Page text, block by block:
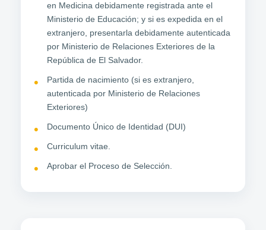
en Medicina debidamente registrada ante el
Ministerio de Educación; y si es expedida en el
extranjero, presentarla debidamente autenticada
por Ministerio de Relaciones Exteriores de la
República de El Salvador.
Partida de nacimiento (si es extranjero,
autenticada por Ministerio de Relaciones
Exteriores)
Documento Único de Identidad (DUI)
Curriculum vitae.
Aprobar el Proceso de Selección.